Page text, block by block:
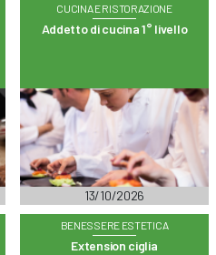
CUCINA E RISTORAZIONE
Addetto di cucina 1° livello
13/10/2026
BENESSERE ESTETICA
Extension ciglia